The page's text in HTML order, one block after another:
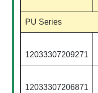
PU Series
12033307209271
12033307206871